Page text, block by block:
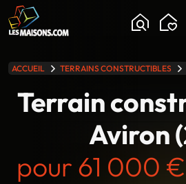
ACCUEIL TERRAINS CONSTRUCTIBLES
Terrain
Aviron
pour 61 000